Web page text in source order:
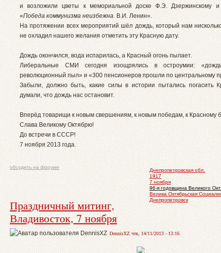
и возложили цветы к мемориальной доске Ф.Э. Дзержинскому
«Победа коммунизма неизбежна. В.И. Ленин».
На протяжении всех мероприятий шёл дождь, который нам
не охладил нашего желания отметить эту Красную дату.
Дождь окончился, вода испарилась, а Красный огонь пылает.
Либеральные СМИ сегодня изощрялись в остроумии:
революционный пыл» и «300 пенсионеров прошли по центральному
Забыли, должно быть, какие силы в истории пытались погасить
думали, что дождь нас остановит.
Вперёд товарищи к новым свершениям, к новым победам, к Красному
Слава Великому Октябрю!
До встречи в СССР!
7 ноября 2013 года.
Днепропетровская обл.
1917
7 ноября
96-я годовщина Великого
Велика Октябрьская
Днепропетровск
обсудить на форуме
Праздничный митинг,
Владивосток, 7 ноября
DennisXZ чтв, 14/11/2013 - 13:16